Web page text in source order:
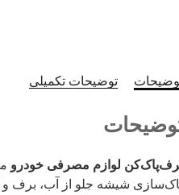
توضیحات تکمیلی
لوازم مصرفی خودرو
شیشه جلو از آب، برف و